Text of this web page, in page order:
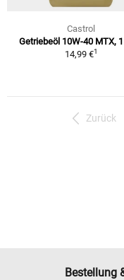
Castrol
Getriebeöl 10W-40 MTX,
14,99 €1
Zurück
Bestellung